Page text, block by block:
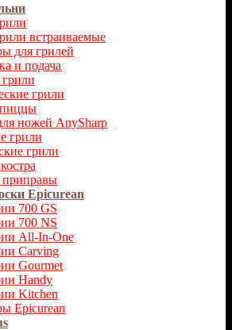
встраиваемые
для грилей
и подача
грили
ножей AnySharp
грили
грили
Epicurean
700 GS
700 NS
All-In-One
Carving
Gourmet
Handy
Kitchen
Epicurean